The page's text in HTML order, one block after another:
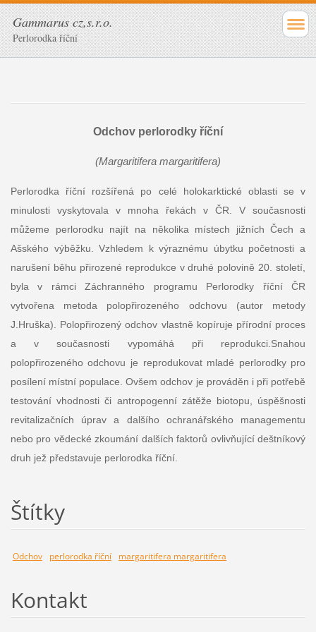
Gammarus cz,s.r.o.
Perlorodka říční
Odchov perlorodky říční
(Margaritifera margaritifera)
Perlorodka říční rozšířená po celé holokarktické oblasti se v
minulosti vyskytovala v mnoha řekách v ČR. V současnosti
můžeme perlorodku najít na několika místech jižních Čech a
Ašského výběžku. Vzhledem k výraznému úbytku početnosti a
narušení běhu přirozené reprodukce v druhé polovině 20. století,
byla v rámci Záchranného programu Perlorodky říční ČR
vytvořena metoda polopřirozeného odchovu (autor metody
J.Hruška). Polopřirozený odchov vlastně kopíruje přírodní proces
a v současnosti vypomáhá při reprodukci.Snahou
polopřirozeného odchovu je reprodukovat mladé perlorodky pro
posílení místní populace. Ovšem odchov je prováděn i při potřebě
testování vhodnosti či antropogenní zátěže biotopu, úspěšnosti
revitalizačních úprav a dalšího ochranářského managementu
nebo pro vědecké zkoumání dalších faktorů ovlivňující deštníkový
druh jež představuje perlorodka říční.
Štítky
Odchov perlorodka říční margaritifera margaritifera
Kontakt